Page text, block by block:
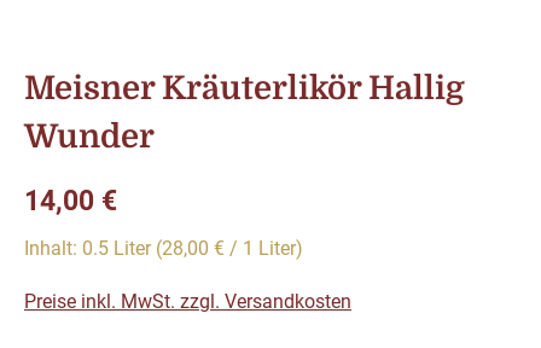
Meisner Kräuterlikör Hallig
Wunder
Regulärer Preis:
14,00 €
Inhalt: 0.5 Liter (28,00 € / 1 Liter)
Preise inkl. MwSt. zzgl. Versandkosten